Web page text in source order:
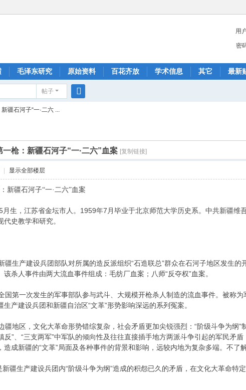
用
密
毛泽东研究 原始资料 百花齐放 学术信息 其它 最新
帖子
疆石河子“一·二六 ...
枪：新疆石河子“一·二六”血案 [复制链接]
显示全部楼层
新疆石河子“一·二六”血案
生，江苏省金坛市人。1959年7月毕业于北京师范大学历史系。中共新疆维
史教学和研究。
生产建设兵团部队对所属的造反派组织“石造联总”群众在石河子地区发生的
杀人事件由两大流血事件组成：毛纺厂血案；八师“反夺权”血案。
第一次发生的军事部队参与武斗、大规模开枪杀人制造的流血事件。被称为
产建设兵团和新疆自治区“文革”形势影响深远的系列冤案。
地区，文化大革命形势错综复杂，社会矛盾更加尖锐强烈：“阶级斗争为纲”
反”、“三支两军”中军队的倾向性及往往直接插手地方两派斗争引起的军民矛
成新疆的“文革”局面及各种事件的背景和影响，远较内地为复杂多端。不了
疆生产建设兵团内“阶级斗争为纲”造成的积怨已久的矛盾，在文化大革命特